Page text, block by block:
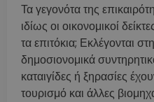
Τα γεγονότα της
ιδίως οι οικονομικοί
τα επιτόκια; Εκλέγονται
δημοσιονομικά
καταιγίδες ή ξηρασίες
τουρισμό και άλλες